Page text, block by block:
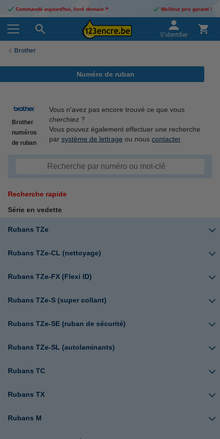
Commandé aujourd'hui, livré demain !* Meilleur prix garanti !
S'identifier
Brother
Numéro de ruban
Brother
numéros
de ruban
Vous n'avez pas encore trouvé ce que vous
cherchiez ?
Vous pouvez également effectuer une recherche
par système de lettrage ou nous contacter.
Recherche rapide
Série en vedette
Rubans TZe
Rubans TZe-CL (nettoyage)
Rubans TZe-FX (Flexi ID)
Rubans TZe-S (super collant)
Rubans TZe-SE (ruban de sécurité)
Rubans TZe-SL (autolaminants)
Rubans TC
Rubans TX
Rubans M